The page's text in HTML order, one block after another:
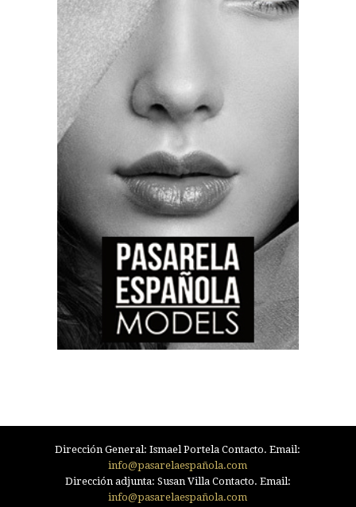
Dirección General: Ismael Portela Contacto. Email:
info@pasarelaespañola.com
Dirección adjunta: Susan Villa Contacto. Email:
info@pasarelaespañola.com